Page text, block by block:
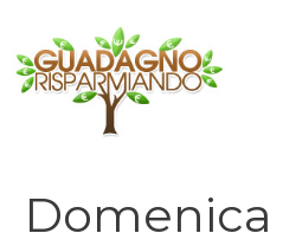
contenuto
Domenica